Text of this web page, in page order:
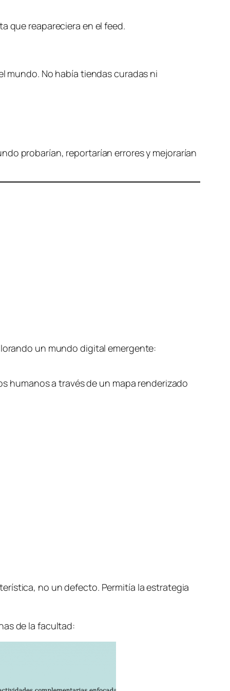
que reapareciera en el feed.
mundo. No había tiendas curadas ni
probarían, reportarían errores y mejorarían
un mundo digital emergente:
humanos a través de un mapa renderizado
no un defecto. Permitía la estrategia
de la facultad: